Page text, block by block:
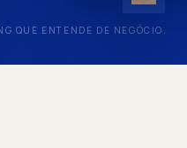
QUE ENTENDE DE NEGÓCIO.